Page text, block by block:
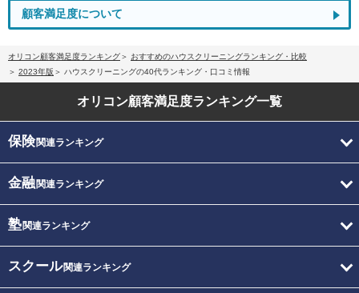
顧客満足度について
オリコン顧客満足度ランキング
おすすめのハウスクリーニングランキング・比較
2023年版
ハウスクリーニングの40代ランキング・口コミ情報
オリコン顧客満足度ランキング一覧
保険関連ランキング
金融関連ランキング
塾関連ランキング
スクール関連ランキング